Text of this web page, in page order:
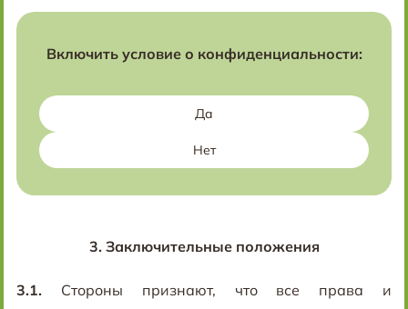
Включить условие о конфиденциальности:
Да
Нет
3. Заключительные положения
3.1. Стороны признают, что все права и